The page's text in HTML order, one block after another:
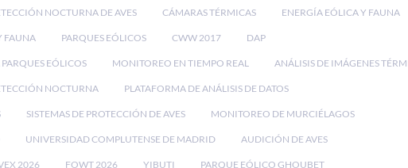
NOCTURNA DE AVES CÁMARAS TÉRMICAS ENERGÍA EÓLICA Y FAUNA
FAUNA PARQUES EÓLICOS CWW 2017 DAP
EÓLICOS MONITOREO EN TIEMPO REAL ANÁLISIS DE IMÁGENES
NOCTURNA PLATAFORMA DE ANÁLISIS DE DATOS
SISTEMAS DE PROTECCIÓN DE AVES MONITOREO DE MURCIÉLAGOS
UNIVERSIDAD COMPLUTENSE DE MADRID AUDICIÓN DE AVES
2026 FOWT 2026 YIBUTI PARQUE EÓLICO GHOUBET